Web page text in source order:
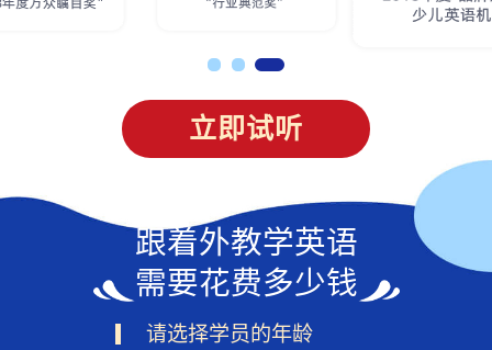
立即试听
跟着外教学英语
需要花费多少钱
请选择学员的年龄